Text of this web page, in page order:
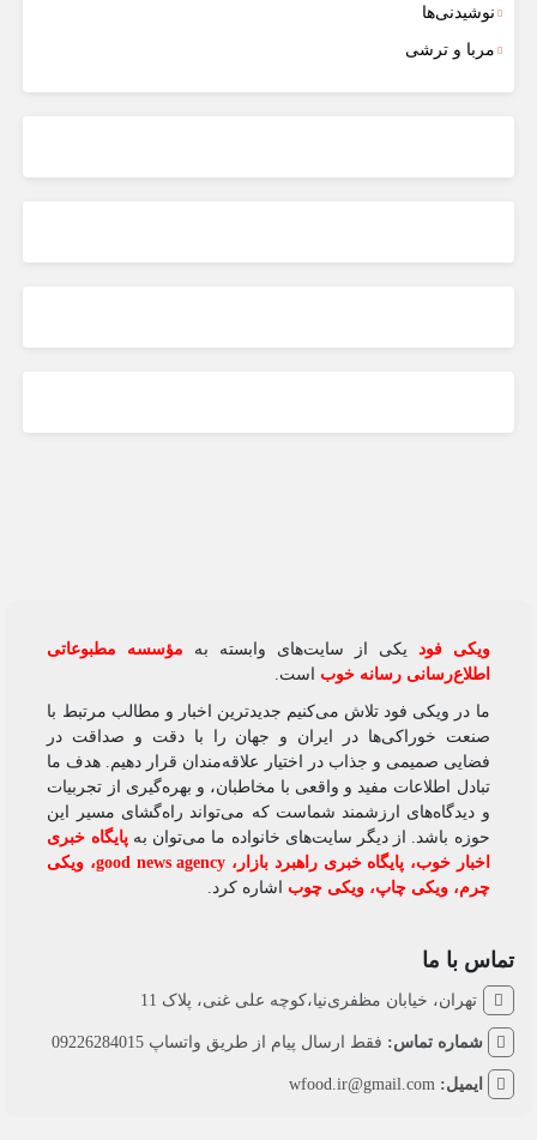
نوشیدنی‌ها
مربا و ترشی
ویکی‌ فودیکی از سایت‌های وابسته به
مؤسسه مطبوعاتی
اطلاع‌رسانی رسانه خوباست.
ما در ویکی‌ فود تلاش می‌کنیم جدیدترین اخبار و مطالب مرتبط با
صنعت خوراکی‌ها در ایران و جهان را با دقت و صداقت در
فضایی صمیمی و جذاب در اختیار علاقه‌مندان قرار دهیم. هدف ما
تبادل اطلاعات مفید و واقعی با مخاطبان، و بهره‌گیری از تجربیات
و دیدگاه‌های ارزشمند شماست که می‌تواند راه‌گشای مسیر این
حوزه باشد. از دیگر سایت‌های خانواده ما می‌توان بهپایگاه خبری
اخبار خوب،پایگاه خبری راهبرد بازار ،good news agency،ویکی
چرم،ویکی چاپ،ویکی چوباشاره کرد.
تماس با ما
تهران، خیابان مظفری‌نیا،کوچه علی غنی، پلاک 11
شماره تماس:فقط ارسال پیام از طریق واتساپ 09226284015
ایمیل:wfood.ir@gmail.com